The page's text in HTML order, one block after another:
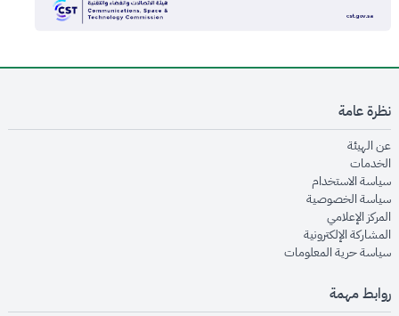
نظرة عامة
عن الهيئةopens in new window
الخدماتopens in new window
سياسة الاستخدام
سياسة الخصوصيةopens in new window
المركز الإعلاميopens in new window
المشاركة الإلكترونيةopens in new window
سياسة حرية المعلوماتopens in new window
روابط مهمة